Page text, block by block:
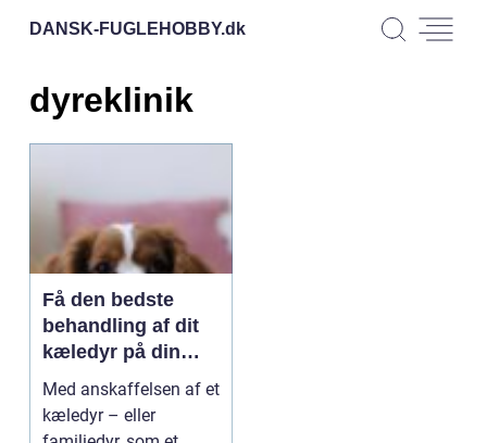
DANSK-FUGLEHOBBY.dk
dyreklinik
Få den bedste
behandling af dit
kæledyr på din
lokale dyreklinik
Med anskaffelsen af et
kæledyr – eller